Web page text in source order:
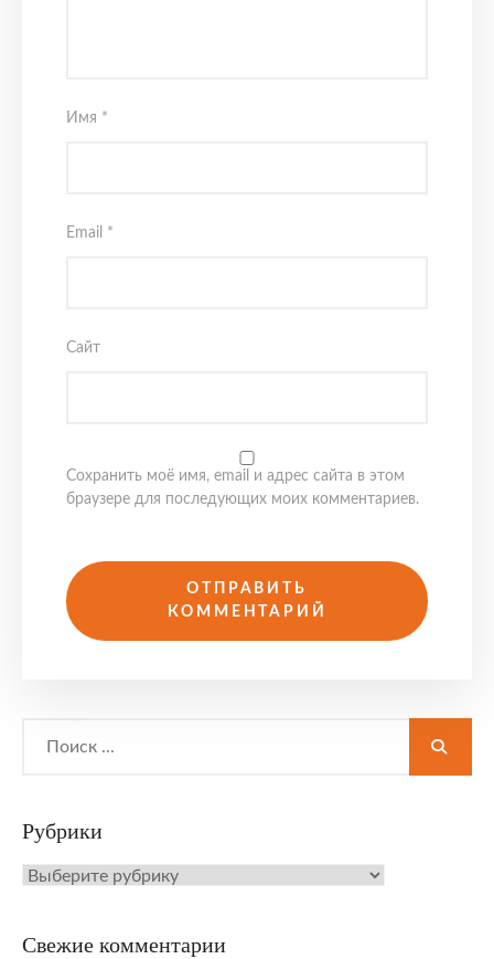
Имя *
Email *
Сайт
Сохранить моё имя, email и адрес сайта в этом
браузере для последующих моих комментариев.
Рубрики
Рубрики
Свежие комментарии